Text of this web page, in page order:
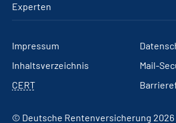
Experten
Impressum
Inhaltsverzeichnis
Mail-
CERT
© Deutsche Rentenversicherung 2026